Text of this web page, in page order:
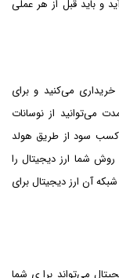
و باید قبل از هر عملی
می‌کنید و برای
می‌توانید از نوسانات
کسب سود از طریق هولد
روش شما ارز دیجیتال را
آن ارز دیجیتال برای
می‌تواند برا ی شما